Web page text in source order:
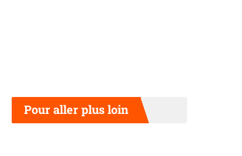
Pour aller plus loin